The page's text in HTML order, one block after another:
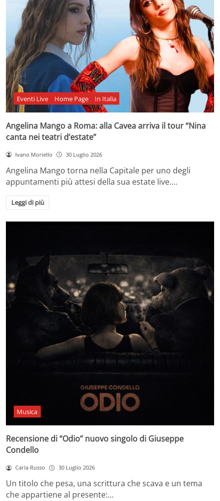
Eventi Live Home Page In Italia
Angelina Mango a Roma: alla Cavea arriva il tour “Nina
canta nei teatri d’estate”
Ivano Moriello 30 Luglio 2026
Angelina Mango torna nella Capitale per uno degli
appuntamenti più attesi della sua estate live.…
Leggi di più
Musica
Recensione di “Odio” nuovo singolo di Giuseppe
Condello
Carla Russo 30 Luglio 2026
Un titolo che pesa, una scrittura che scava e un tema
che appartiene al presente:…